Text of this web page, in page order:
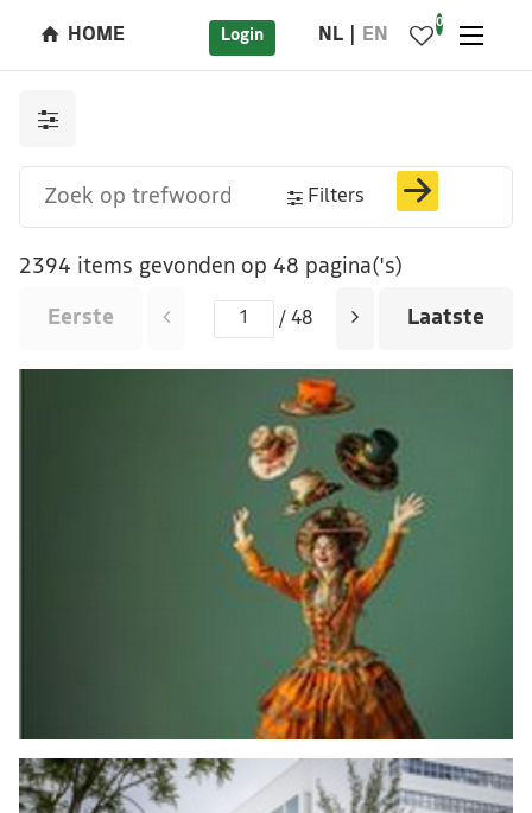
HOME Login NL EN
0
Filters
2394 items gevonden op 48 pagina('s)
Eerste / 48 Laatste